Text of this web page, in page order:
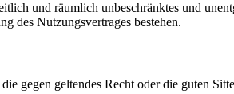
und räumlich unbeschränktes und
des Nutzungsvertrages bestehen.
gegen geltendes Recht oder die guten